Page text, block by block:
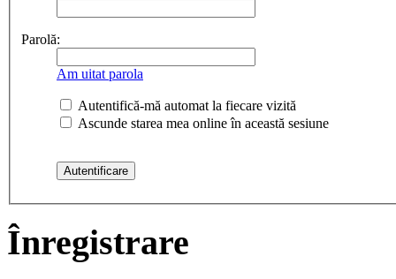
Parolă:
Am uitat parola
Autentifică-mă automat la fiecare vizită
Ascunde starea mea online în această sesiune
Înregistrare